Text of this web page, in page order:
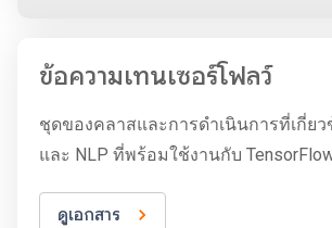
ข้อความเทนเซอร์โฟลว์
ชุดของคลาสและการดำเนินการที่เกี่ย
และ NLP ที่พร้อมใช้งานกับ
ดูเอกสาร